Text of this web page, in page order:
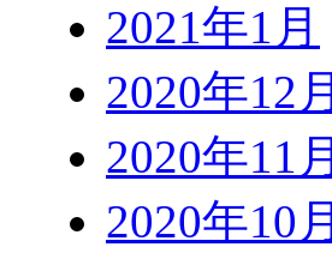
2021年1月
2020年12月
2020年11月
2020年10月